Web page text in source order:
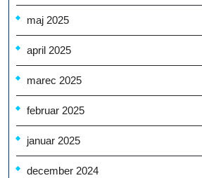
maj 2025
april 2025
marec 2025
februar 2025
januar 2025
december 2024